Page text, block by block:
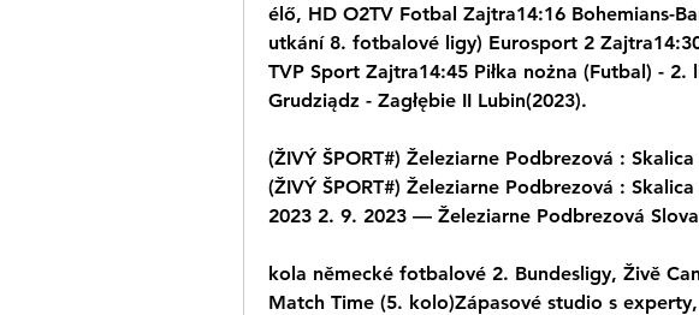
élő, HD O2TV Fotbal Zajtra14:16 Bohemians-
utkání 8. fotbalové ligy) Eurosport 2
TVP Sport Zajtra14:45 Piłka nożna (Futbal) -
Grudziądz - Zagłębie II Lubin(2023).
(ŽIVÝ ŠPORT#) Železiarne Podbrezová :
(ŽIVÝ ŠPORT#) Železiarne Podbrezová :
2023 2. 9. 2023 — Železiarne Podbrezová
kola německé fotbalové 2. Bundesligy, Živě
Match Time (5. kolo)Zápasové studio s